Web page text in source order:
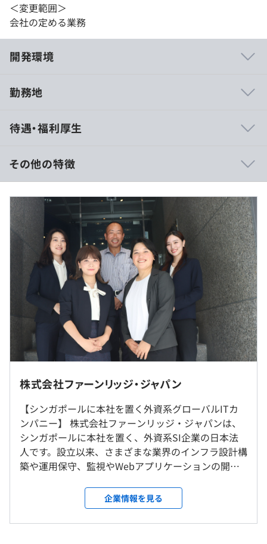
＜変更範囲＞
会社の定める業務
開発環境
・特定のIT技術資格の試験を合格した場合、受験費用は会
・書籍購入補助制度
・無料で英会話レッスンの受講が可能
・外国人講師によるマンツーマンレッスンを会社負担で受
講できます
・無料でITのe learning講座を無制限に受講可能
・専門職による外部相談窓口サービス
・各種お祝い金・お悔み金あり
・確定拠出年金（401k）制度導入済
相談のうえ、ご希望のマシンを支給します。
プロジェクトごとに選択
VMware vSphere、Apache Mesos、Zabbix
勤務地
◎社内、もしくはお客さま先（東京都、神奈川県、埼玉
県、千葉県内）での勤務となります。
◎リモート勤務可
・2024年度のリモート率95%（ハイブリッド85%：フル
リモ10%：フル出社5%）
・面倒な帰社日・社内イベントなし
就業場所の変更範囲
＜雇入時＞
待遇・福利厚生
※経験・能力を考慮の上、当社規定により決定。
※100％前給を保証しますので、ご安心ください
〈モデル月給（目安）〉
・構築レベル：35万～40万円
・設計レベル： 35万～50万円
・PMレベル ：40万円以上
（※想定年収 は年収提示額を保証するものではありません）
9:00～18:00（実働8時間）
※プロジェクトにより変動する場合があります
休憩時間：60分
平均残業時間：平均5時間以下 ※2025年3月実績
その他の特徴
株式会社ファーンリッジ・ジャパン
【シンガポールに本社を置く外資系グローバルITカ
ンパニー】 株式会社ファーンリッジ・ジャパンは、
シンガポールに本社を置く、外資系SI企業の日本法
人です。設立以来、さまざまな業界のインフラ設計構
築や運用保守、監視やWebアプリケーションの開発
上のクライアントとの取引実績を誇ります。 外資系
企業である弊社が拘っているのは、徹底した「顧客
主義」ということです。弊社でいう「顧客」とは「社
企業情報を見る